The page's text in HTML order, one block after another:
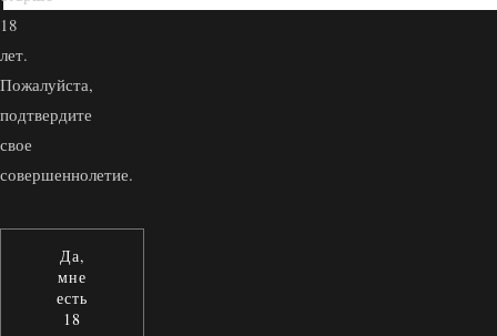
18
лет.
Пожалуйста,
подтвердите
свое
совершеннолетие.
Да,
мне
есть
18